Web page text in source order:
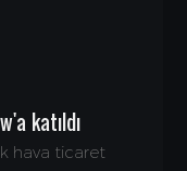
katıldı
hava ticaret